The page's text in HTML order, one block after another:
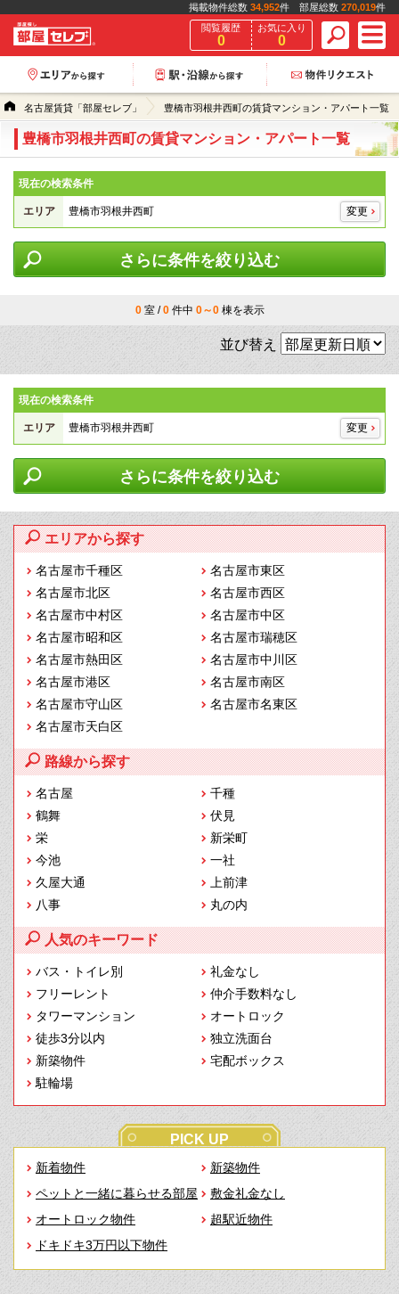
掲載物件総数 34,952件 部屋総数 270,019件
閲覧履歴
0
お気に入り
0
名古屋賃貸「部屋セレブ」 豊橋市羽根井西町の賃貸マンション・アパート一覧
豊橋市羽根井西町の賃貸マンション・アパート一覧
現在の検索条件
エリア 豊橋市羽根井西町 変更
さらに条件を絞り込む
0室 /0件中 0～0棟を表示
並び替え
現在の検索条件
エリア 豊橋市羽根井西町 変更
さらに条件を絞り込む
エリアから探す
名古屋市千種区
名古屋市東区
名古屋市北区
名古屋市西区
名古屋市中村区
名古屋市中区
名古屋市昭和区
名古屋市瑞穂区
名古屋市熱田区
名古屋市中川区
名古屋市港区
名古屋市南区
名古屋市守山区
名古屋市名東区
名古屋市天白区
路線から探す
名古屋
千種
鶴舞
伏見
栄
新栄町
今池
一社
久屋大通
上前津
八事
丸の内
人気のキーワード
バス・トイレ別
礼金なし
フリーレント
仲介手数料なし
タワーマンション
オートロック
徒歩3分以内
独立洗面台
新築物件
宅配ボックス
駐輪場
PICK UP
新着物件
新築物件
ペットと一緒に暮らせる部屋
敷金礼金なし
オートロック物件
超駅近物件
ドキドキ3万円以下物件